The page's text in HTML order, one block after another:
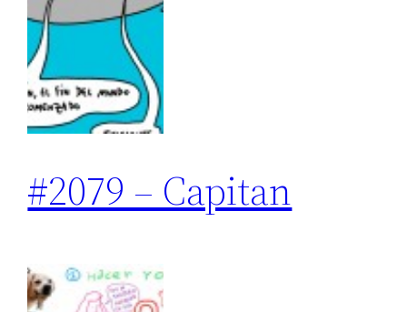
#2079 – Capitan